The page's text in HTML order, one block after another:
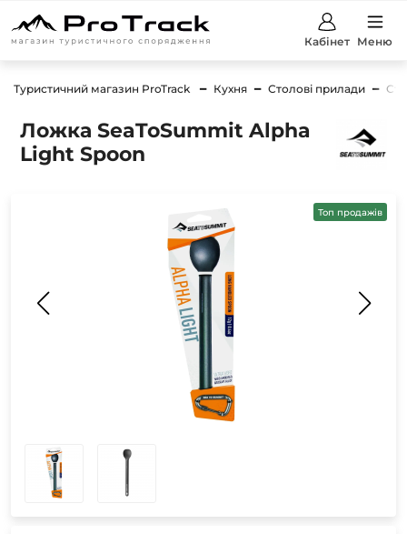
Кабінет Меню
Туристичний магазин ProTrack Кухня Столові прилади
Ложка SeaToSummit Alpha
Light Spoon
Топ продажів